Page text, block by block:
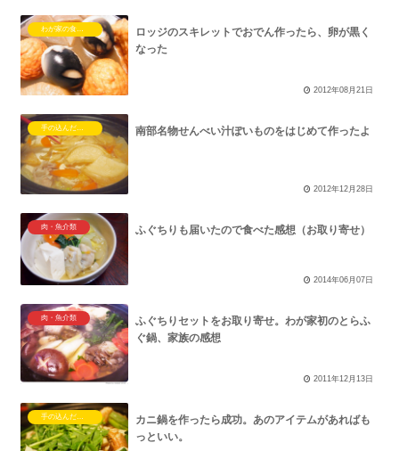
ロッジのスキレットでおでん作ったら、卵が黒く
なった
2012年08月21日
手の込んだ料理を作った結果 南部名物せんべい汁ぽいものをはじめて作ったよ
2012年12月28日
肉・魚介類 ふぐちりも届いたので食べた感想（お取り寄せ）
2014年06月07日
肉・魚介類
ふぐちりセットをお取り寄せ。わが家初のとらふ
ぐ鍋、家族の感想
2011年12月13日
手の込んだ料理を作った結果
カニ鍋を作ったら成功。あのアイテムがあればも
っといい。